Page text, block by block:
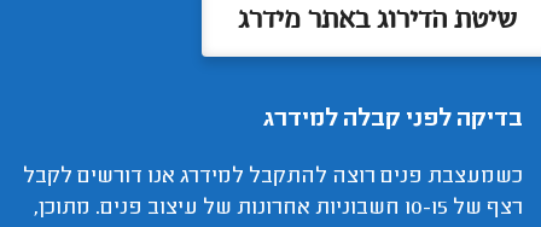
שיטת הדירוג באתר מידרג
בדיקה לפני קבלה למידרג
כשמעצבת פנים רוצה להתקבל למידרג אנו דורשים לקבל
רצף של 10-15 חשבוניות אחרונות של עיצוב פנים. מתוכן,